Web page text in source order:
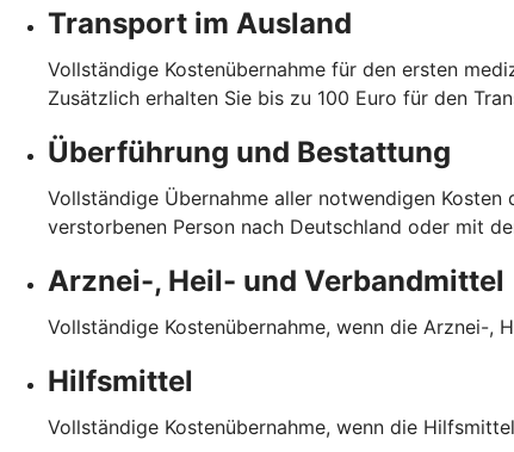
Transport im Ausland
Vollständige Kostenübernahme für den ersten
Zusätzlich erhalten Sie bis zu 100 Euro für den
Überführung und Bestattung
Vollständige Übernahme aller notwendigen
verstorbenen Person nach Deutschland oder mit
Arznei-, Heil- und Verbandmittel
Vollständige Kostenübernahme, wenn die Arznei-,
Hilfsmittel
Vollständige Kostenübernahme, wenn die